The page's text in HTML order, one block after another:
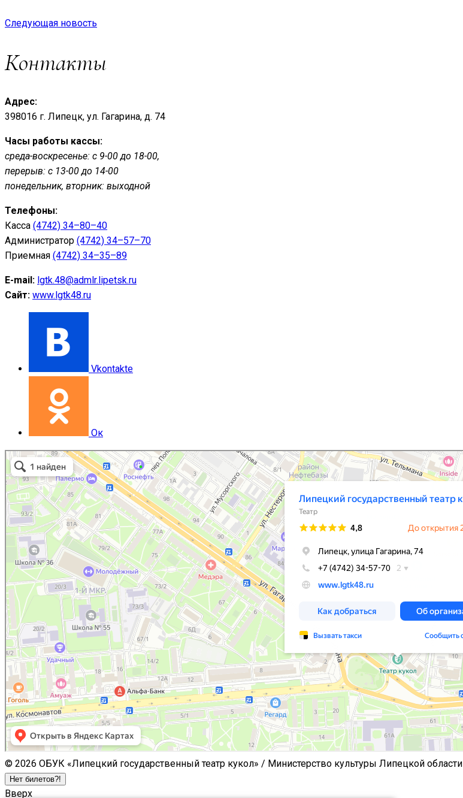
Следующая новость
Контакты
Адрес:
398016 г. Липецк, ул. Гагарина, д. 74
Часы работы кассы:
среда-воскресенье: с 9-00 до 18-00,
перерыв: с 13-00 до 14-00
понедельник, вторник: выходной
Телефоны:
Касса (4742) 34–80–40
Администратор (4742) 34–57–70
Приемная (4742) 34–35–89
E-mail: lgtk.48@admlr.lipetsk.ru
Сайт: www.lgtk48.ru
Vkontakte
Ок
© 2026 ОБУК «Липецкий государственный театр кукол» / Министерство культуры Липецкой области
Нет билетов?!
Вверх